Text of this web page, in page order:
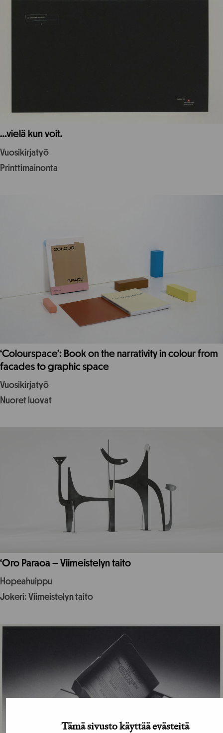
Tämä sivusto käyttää evästeitä
…vielä kun voit.
Vuosikirjatyö
Printtimainonta
‘Colourspace’: Book on the narrativity in colour from
facades to graphic space
Vuosikirjatyö
Nuoret luovat
‘Oro Paraoa – Viimeistelyn taito
Hopeahuippu
Jokeri: Viimeistelyn taito